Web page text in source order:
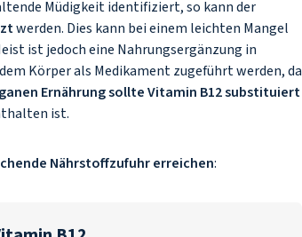
Müdigkeit identifiziert, so kann der
werden. Dies kann bei einem leichten Mangel
ist jedoch eine Nahrungsergänzung in
Körper als Medikament zugeführt werden, da
Ernährung sollte Vitamin B12 substituiert
ist.
Nährstoffzufuhr erreichen: